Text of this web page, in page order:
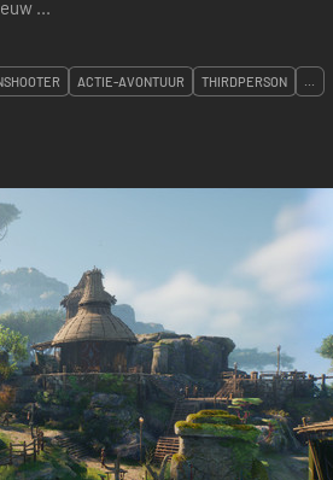
...
ACTIE-AVONTUUR THIRDPERSON ...